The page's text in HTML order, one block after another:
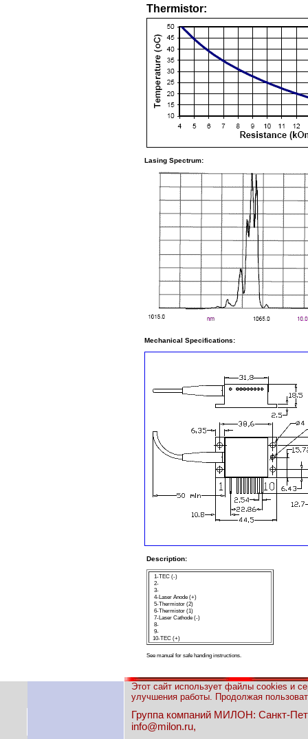
Thermistor:
Lasing Spectrum:
Mechanical Specifications:
Description:
1-TEC (-)
2-
3-
4-Laser Anode (+)
5-Thermistor (2)
6-Thermistor (1)
7-Laser Cathode (-)
8-
9-
10-TEC (+)
See manual for safe handing instructions.
Этот сайт использует файлы cookies и
улучшения работы. Продолжая
Группа компаний МИЛОН: Санкт-
info@milon.ru,